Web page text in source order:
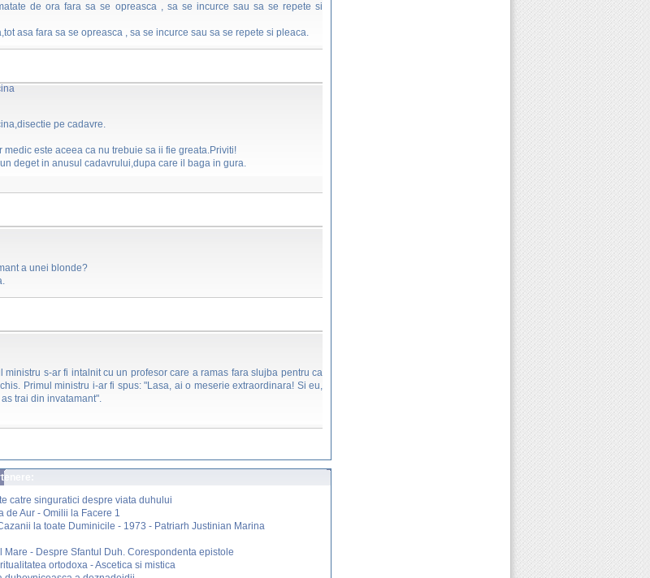
de ora fara sa se opreasca , sa se incurce sau sa se repete si
asa fara sa se opreasca , sa se incurce sau sa se repete si pleaca.
pe cadavre.
medic este aceea ca nu trebuie sa ii fie greata.Priviti!
deget in anusul cadavrului,dupa care il baga in gura.
a unei blonde?
ministru s-ar fi intalnit cu un profesor care a ramas fara slujba pentru ca
Primul ministru i-ar fi spus: "Lasa, ai o meserie extraordinara! Si eu,
trai din invatamant".
catre singuratici despre viata duhului
de Aur - Omilii la Facere 1
la toate Duminicile - 1973 - Patriarh Justinian Marina
Mare - Despre Sfantul Duh. Corespondenta epistole
ortodoxa - Ascetica si mistica